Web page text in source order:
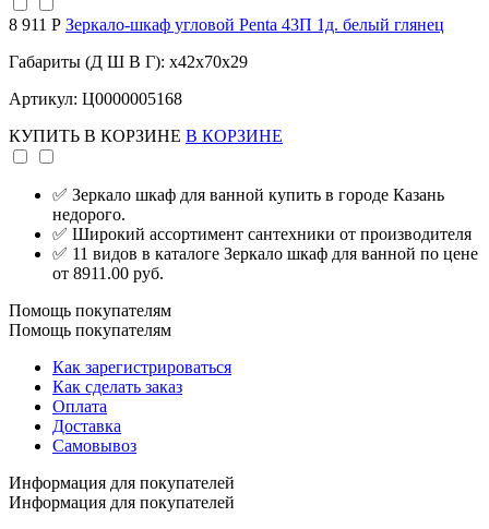
8 911 Р Зеркало-шкаф угловой Penta 43П 1д. белый глянец
Габариты (Д Ш В Г): x42x70x29
Артикул: Ц0000005168
КУПИТЬ В КОРЗИНЕ В КОРЗИНЕ
✅ Зеркало шкаф для ванной купить в городе Казань
недорого.
✅ Широкий ассортимент сантехники от производителя
✅ 11 видов в каталоге Зеркало шкаф для ванной по цене
от 8911.00 руб.
Помощь покупателям
Помощь покупателям
Как зарегистрироваться
Как сделать заказ
Оплата
Доставка
Самовывоз
Информация для покупателей
Информация для покупателей